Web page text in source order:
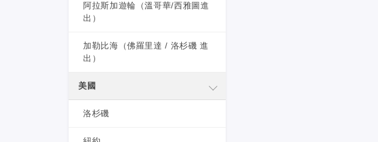
阿拉斯加遊輪（溫哥華/西雅圖進
出）
加勒比海（佛羅里達 / 洛杉磯 進
出）
美國
洛杉磯